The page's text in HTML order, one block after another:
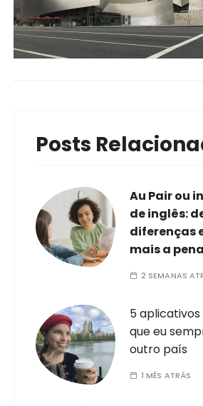
Posts
Au Pair ou
de inglês:
diferenças
mais a pena
2 SEMANAS
5
que eu
outro país
1 MÊS ATRÁS